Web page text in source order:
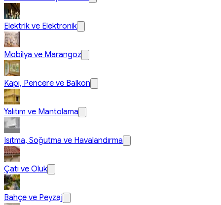
Elektrik ve Elektronik
Mobilya ve Marangoz
Kapı, Pencere ve Balkon
Yalıtım ve Mantolama
Isıtma, Soğutma ve Havalandırma
Çatı ve Oluk
Bahçe ve Peyzaj